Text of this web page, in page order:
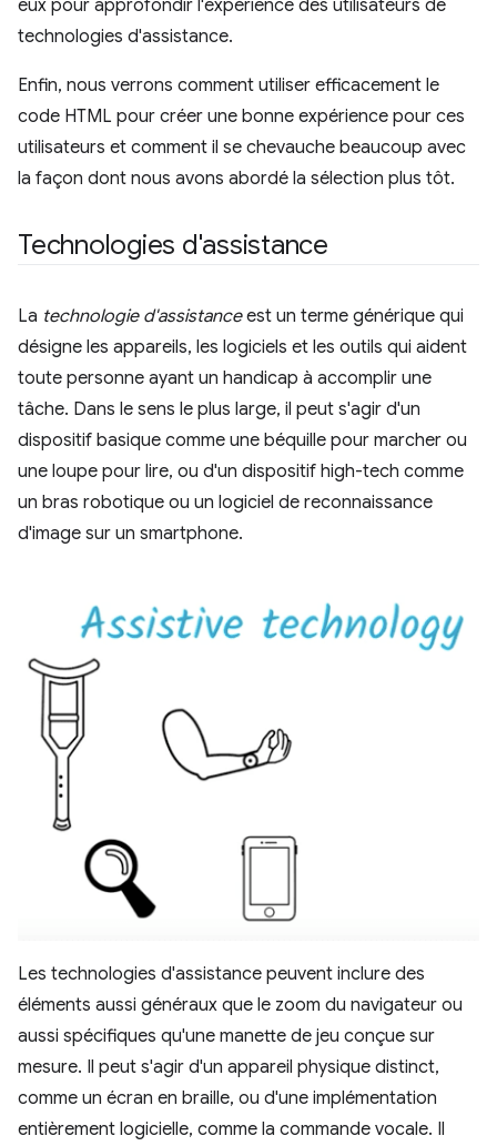
eux pour approfondir l'expérience des utilisateurs de
technologies d'assistance.
Enfin, nous verrons comment utiliser efficacement le
code HTML pour créer une bonne expérience pour ces
utilisateurs et comment il se chevauche beaucoup avec
la façon dont nous avons abordé la sélection plus tôt.
Technologies d'assistance
La technologie d'assistanceest un terme générique qui
désigne les appareils, les logiciels et les outils qui aident
toute personne ayant un handicap à accomplir une
tâche. Dans le sens le plus large, il peut s'agir d'un
dispositif basique comme une béquille pour marcher ou
une loupe pour lire, ou d'un dispositif high-tech comme
un bras robotique ou un logiciel de reconnaissance
d'image sur un smartphone.
Les technologies d'assistance peuvent inclure des
éléments aussi généraux que le zoom du navigateur ou
aussi spécifiques qu'une manette de jeu conçue sur
mesure. Il peut s'agir d'un appareil physique distinct,
comme un écran en braille, ou d'une implémentation
entièrement logicielle, comme la commande vocale. Il